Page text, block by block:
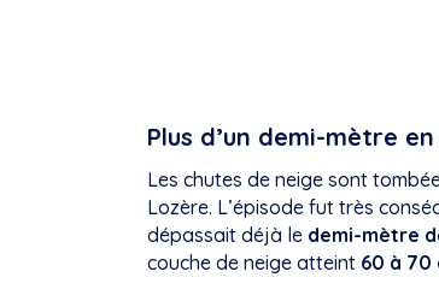
Plus d’un demi-mètre
Les chutes de neige sont
Lozère. L’épisode fut très
dépassait déjà le demi-mètre
couche de neige atteint 60 à 70